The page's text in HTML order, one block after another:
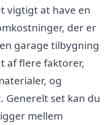
vigtigt at have en
der er
garage tilbygning
af flere faktorer,
og
Generelt set kan du
mellem